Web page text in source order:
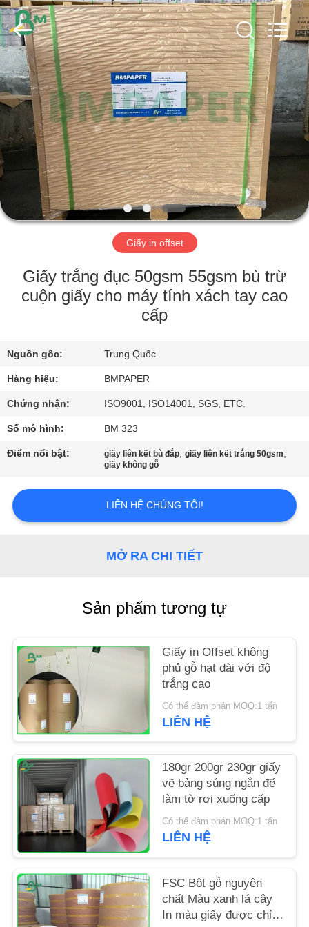
TRANG
CHỦ
CÁC
SẢN
PHẨM
VỀ
TÔI
NHÀ
MÁY
KIỂM
SOÁT
LƯỢNG
TIN
TỨC
CÁC
TRƯỜNG
HỢP
SƠ
ĐỒ
TRANG
WEB
PRIVACY
GUANGZHOU
BMPAPER
CO.,
LTD..
All
Rights
Reserved.
Giấy in offset
Giấy trắng đục 50gsm 55gsm bù trừ
cuộn giấy cho máy tính xách tay cao
cấp
Nguồn gốc: Trung Quốc
Hàng hiệu: BMPAPER
Chứng nhận: ISO9001, ISO14001, SGS, ETC.
Số mô hình: BM 323
Điểm nổi bật: giấy liên kết bù đắp,giấy liên kết trắng 50gsm,
giấy không gỗ
LIÊN HỆ CHÚNG TÔI!
MỞ RA CHI TIẾT
Sản phẩm tương tự
Giấy in Offset không
phủ gỗ hạt dài với độ
trắng cao
Có thể đàm phán MOQ:1 tấn
LIÊN HỆ
180gr 200gr 230gr giấy
vẽ bảng súng ngắn để
làm tờ rơi xuống cấp
Có thể đàm phán MOQ:1 tấn
LIÊN HỆ
FSC Bột gỗ nguyên
chất Màu xanh lá cây
In màu giấy được chỉ